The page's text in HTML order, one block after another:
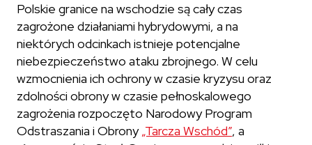
Polskie granice na wschodzie są cały czas
zagrożone działaniami hybrydowymi, a na
niektórych odcinkach istnieje potencjalne
niebezpieczeństwo ataku zbrojnego. W celu
wzmocnienia ich ochrony w czasie kryzysu oraz
zdolności obrony w czasie pełnoskalowego
zagrożenia rozpoczęto Narodowy Program
Odstraszania i Obrony„Tarcza Wschód”, a